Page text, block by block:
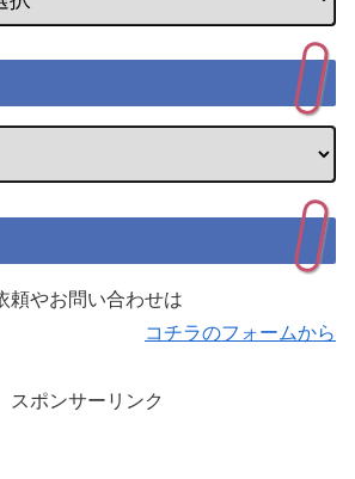
頼やお問い合わせは
コチラのフォームから
スポンサーリンク